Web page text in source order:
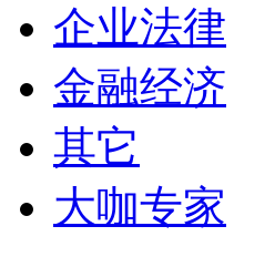
企业法律
金融经济
其它
大咖专家